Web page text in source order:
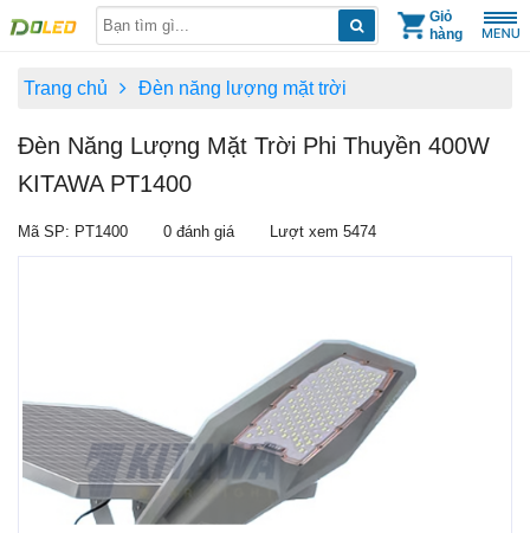
Giỏ
hàng
Trang chủ Đèn năng lượng mặt trời
Đèn Năng Lượng Mặt Trời Phi Thuyền 400W
KITAWA PT1400
Mã SP: PT1400 0 đánh giá Lượt xem 5474